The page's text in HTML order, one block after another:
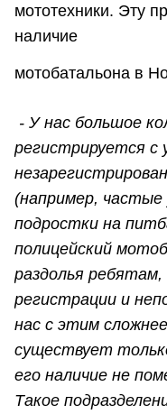
мототехники. Эту
наличие
мотобатальона в
- У нас большое
регистрируется с
(например, частые
подростки на
полицейский
раздолья
регистрации и
нас с этим
существует
его наличие не
Такое